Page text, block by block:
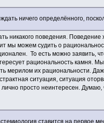
ничего определённого,
никакого поведения. Поведение
можем судить о
То есть можно заявить,
рациональность камня.
мерилом их рациональности.
ситуация, ситуация
просто неинтересен. Думаю,
ставится на первое